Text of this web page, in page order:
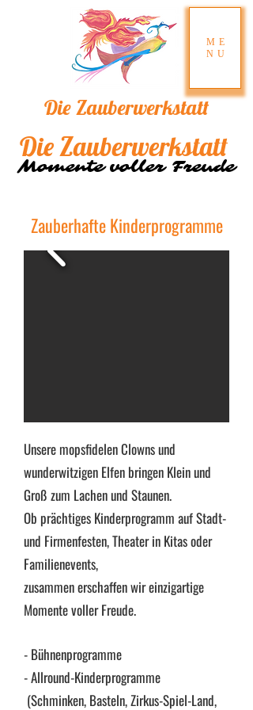
ME
NU
DieZau​berw​erksta​tt
Momente voller Freude
Momente voller Freude
DieZau​berw​erksta​tt
Zauberhafte Kinderprogramme
Unsere mopsfidelen Clowns und
wunderwitzigen Elfen bringen Klein und
Groß zum Lachen und Staunen.
Ob prächtiges Kinderprogramm auf Stadt-
und Firmenfesten, Theater in Kitas oder
Familienevents,
zusammen erschaffen wir einzigartige
Momente voller Freude.
- Bühnenprogramme
- Allround-Kinderprogramme
(Schminken, Basteln, Zirkus-Spiel-Land,